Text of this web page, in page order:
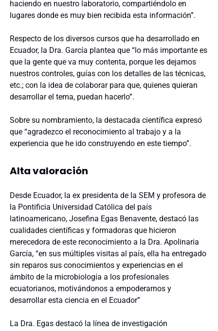
haciendo en nuestro laboratorio, compartiéndolo en
lugares donde es muy bien recibida esta información”.
Respecto de los diversos cursos que ha desarrollado en
Ecuador, la Dra. García plantea que “lo más importante es
que la gente que va muy contenta, porque les dejamos
nuestros controles, guías con los detalles de las técnicas,
etc.; con la idea de colaborar para que, quienes quieran
desarrollar el tema, puedan hacerlo”.
Sobre su nombramiento, la destacada científica expresó
que “agradezco el reconocimiento al trabajo y a la
experiencia que he ido construyendo en este tiempo”.
Alta valoración
Desde Ecuador, la ex presidenta de la SEM y profesora de
la Pontificia Universidad Católica del país
latinoamericano, Josefina Egas Benavente, destacó las
cualidades científicas y formadoras que hicieron
merecedora de este reconocimiento a la Dra. Apolinaria
García, “en sus múltiples visitas al país, ella ha entregado
sin reparos sus conocimientos y experiencias en el
ámbito de la microbiología a los profesionales
ecuatorianos, motivándonos a empoderarnos y
desarrollar esta ciencia en el Ecuador”
La Dra. Egas destacó la línea de investigación